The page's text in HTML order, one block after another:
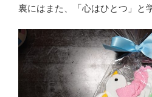
裏にはまた、「心はひとつ」と